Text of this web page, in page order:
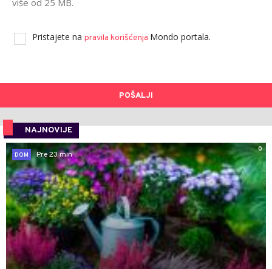
više od 25 MB.
Pristajete na pravila korišćenja Mondo portala.
POŠALJI
NAJNOVIJE
0
DOM
Pre 23 min